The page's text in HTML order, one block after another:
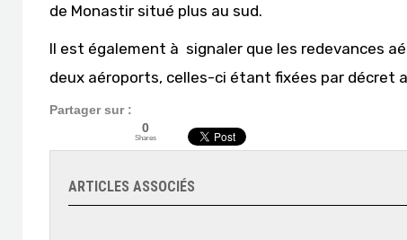
de Monastir situé plus au sud.
Il est également à signaler que les redevances
deux aéroports, celles-ci étant fixées par décret
Partager sur :
0
Shares
ARTICLES ASSOCIÉS